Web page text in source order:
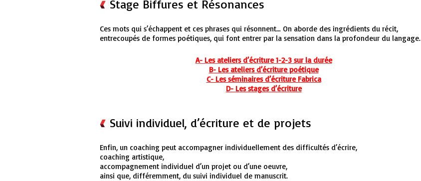
Stage Biffures et Résonances
Ces mots qui s’échappent et ces phrases qui résonnent… On aborde des ingrédients du récit,
entrecoupés de formes poétiques, qui font entrer par la sensation dans la profondeur du langage.
A- Les ateliers d’écriture 1-2-3 sur la durée
B- Les ateliers d’écriture poétique
C- Les séminaires d’écriture Fabrica
D- Les stages d’écriture
Suivi individuel, d’écriture et de projets
Enfin, un coaching peut accompagner individuellement des difficultés d’écrire,
coaching artistique,
accompagnement individuel d’un projet ou d’une oeuvre,
ainsi que, différemment, du suivi individuel de manuscrit.